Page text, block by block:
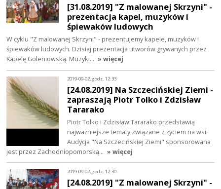
[31.08.2019] "Z malowanej Skrzyni" -
prezentacja kapel, muzyków i
śpiewaków ludowych
W cyklu "Z malowanej Skrzyni" - prezentujemy kapele, muzyków i
śpiewaków ludowych. Dzisiaj prezentacja utworów grywanych przez
Kapelę Goleniowską. Muzyki… » więcej
2019-09-02, godz. 12:33
[24.08.2019] Na Szczecińskiej Ziemi -
zapraszają Piotr Tolko i Zdzisław
Tararako
Piotr Tolko i Zdzisław Tararako przedstawią
najważniejsze tematy związane z życiem na wsi.
Audycja "Na Szczecińskiej Ziemi" sponsorowana
jest przez Zachodniopomorską… » więcej
2019-09-02, godz. 12:30
[24.08.2019] "Z malowanej Skrzyni" -